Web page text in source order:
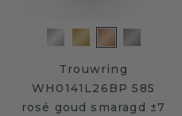
Trouwring
WH0141L26BP 585
rosé goud smaragd ±7